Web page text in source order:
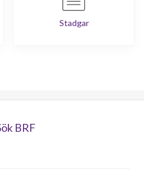
Stadgar
BRF